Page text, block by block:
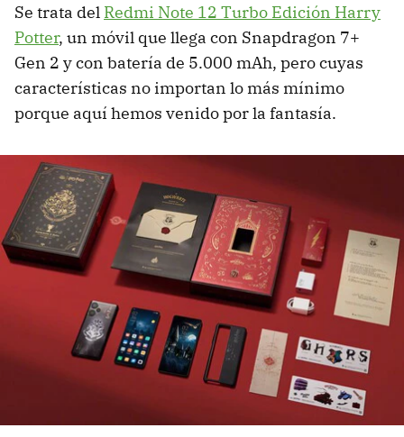
Se trata del Redmi Note 12 Turbo Edición Harry
Potter, un móvil que llega con Snapdragon 7+
Gen 2 y con batería de 5.000 mAh, pero cuyas
características no importan lo más mínimo
porque aquí hemos venido por la fantasía.